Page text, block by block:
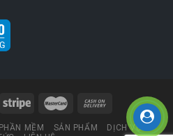
MỀM SẢN PHẨM
DỊCH VỤ